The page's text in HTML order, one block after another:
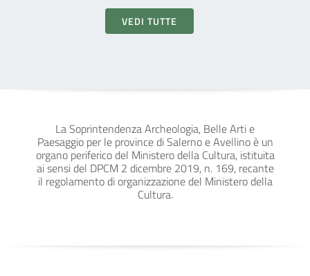
VEDI TUTTE
La Soprintendenza Archeologia, Belle Arti e
Paesaggio per le province di Salerno e Avellino è un
organo periferico del Ministero della Cultura, istituita
ai sensi del DPCM 2 dicembre 2019, n. 169, recante
il regolamento di organizzazione del Ministero della
Cultura.